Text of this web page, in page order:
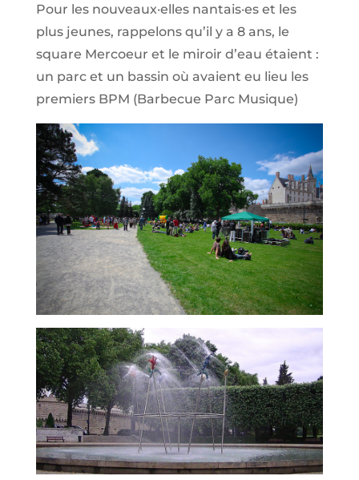
Pour les nouveaux·elles nantais·es et les
plus jeunes, rappelons qu’il y a 8 ans, le
square Mercoeur et le miroir d’eau étaient :
un parc et un bassin où avaient eu lieu les
premiers BPM (Barbecue Parc Musique)